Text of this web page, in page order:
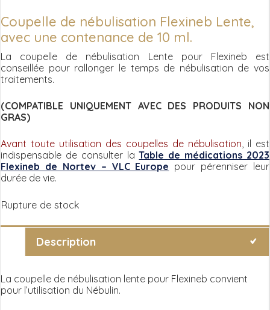
Coupelle de nébulisation Flexineb Lente,
avec une contenance de 10 ml.
La coupelle de nébulisation Lente pour Flexineb est
conseillée pour rallonger le temps de nébulisation de vos
traitements.
(COMPATIBLE UNIQUEMENT AVEC DES PRODUITS NON
GRAS)
Avant toute utilisation des coupelles de nébulisation, il est
indispensable de consulter laTable de médications 2023
Flexineb de Nortev – VLC Europe pour pérenniser leur
durée de vie.
Rupture de stock
Description
La coupelle de nébulisation lente pour Flexineb convient
pour l’utilisation du Nébulin.